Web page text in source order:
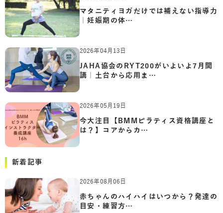
マタニティヨガだけでは補えない指導力
｜妊娠期の体…
2026年04月13日
JAHA協会のRYT200がいよいよ7月開
講｜土台から応用ま…
2026年05月19日
今大注目【BMMピラティス資格講座と
は？】コアからカ…
新着記事
2026年08月06日
赤ちゃんのハイハイはいつから？発達の
目安・練習方…